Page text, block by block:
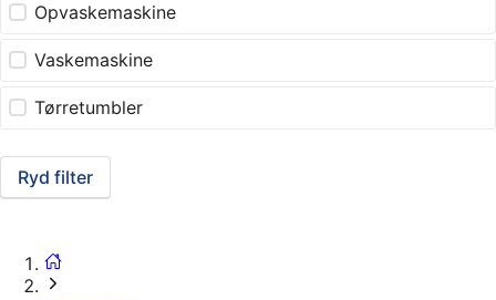
Opvaskemaskine
Vaskemaskine
Tørretumbler
Ryd filter